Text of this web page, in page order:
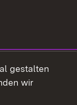
gestalten
wir